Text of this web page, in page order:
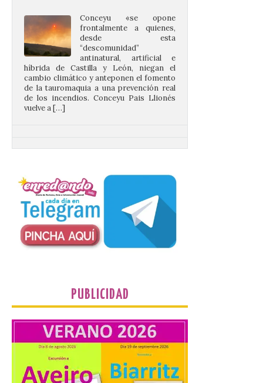
“descomunidad”
antinatural, artificial e
híbrida de Castilla y León, niegan el
cambio climático y anteponen el fomento
de la tauromaquia a una prevención real
de los incendios. Conceyu Pais Llionés
vuelve a […]
público y evitar el
8 Ago 2026
El TUS cuenta con líneas
que llegan a la zona en
puntos como el faro de
especial de lanzaderas desde el PCTCAN
a Ciriego. El Ayuntamiento de […]
Turismo de Extremadura
impulsa nuevas
iniciativas relacionadas
PUBLICIDAD